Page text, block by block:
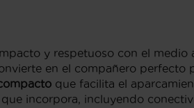
y respetuoso con el medio
en el compañero perfecto
que facilita el
que incorpora, incluyendo